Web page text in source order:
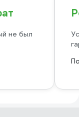
не был